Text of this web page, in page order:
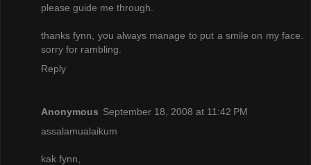
please guide me through.
thanks fynn, you always manage to put a smile on my face.
sorry for rambling.
Reply
Anonymous September 18, 2008 at 11:42 PM
assalamualaikum
kak fynn,